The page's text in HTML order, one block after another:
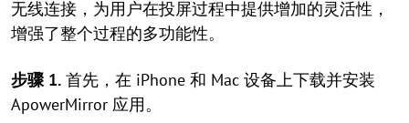
无线连接，为用户在投屏过程中提供增加的灵活性，
增强了整个过程的多功能性。
步骤 1. 首先，在 iPhone 和 Mac 设备上下载并安装
ApowerMirror 应用。